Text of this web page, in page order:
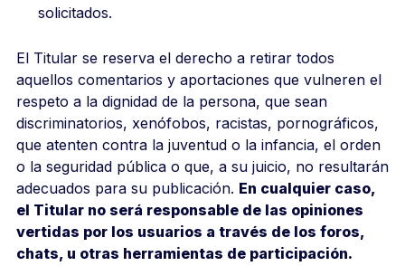
solicitados.
El Titular se reserva el derecho a retirar todos
aquellos comentarios y aportaciones que vulneren el
respeto a la dignidad de la persona, que sean
discriminatorios, xenófobos, racistas, pornográficos,
que atenten contra la juventud o la infancia, el orden
o la seguridad pública o que, a su juicio, no resultarán
adecuados para su publicación. En cualquier caso,
el Titular no será responsable de las opiniones
vertidas por los usuarios a través de los foros,
chats, u otras herramientas de participación.